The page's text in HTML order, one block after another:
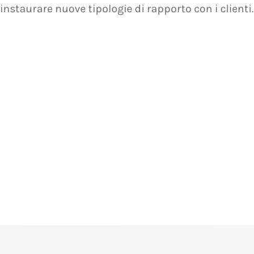
instaurare nuove tipologie di rapporto con i clienti.